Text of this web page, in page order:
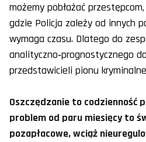
możemy pobłażać
gdzie Policja zależy od innych
wymaga czasu. Dlatego do
analityczno‑prognostycznego
przedstawicieli pionu
Oszczędzanie to codzienność
problem od paru miesięcy to
pozapłacowe, wciąż